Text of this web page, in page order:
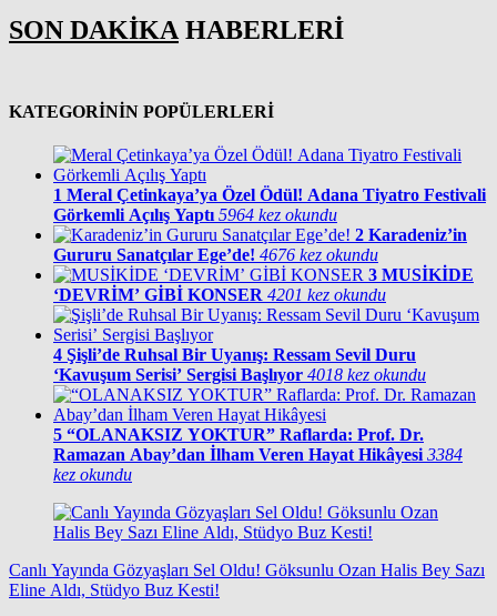
SON DAKİKA HABERLERİ
KATEGORİNİN POPÜLERLERİ
1 Meral Çetinkaya’ya Özel Ödül! Adana Tiyatro Festivali
Görkemli Açılış Yaptı 5964 kez okundu
2 Karadeniz’in
Gururu Sanatçılar Ege’de! 4676 kez okundu
3 MUSİKİDE
‘DEVRİM’ GİBİ KONSER 4201 kez okundu
4 Şişli’de Ruhsal Bir Uyanış: Ressam Sevil Duru
‘Kavuşum Serisi’ Sergisi Başlıyor 4018 kez okundu
5 “OLANAKSIZ YOKTUR” Raflarda: Prof. Dr.
Ramazan Abay’dan İlham Veren Hayat Hikâyesi 3384
kez okundu
Canlı Yayında Gözyaşları Sel Oldu! Göksunlu Ozan Halis Bey Sazı
Eline Aldı, Stüdyo Buz Kesti!